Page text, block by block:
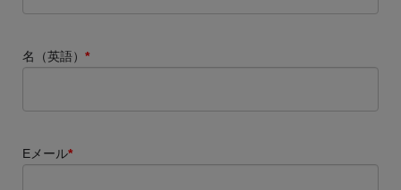
名（英語） *
Eメール*